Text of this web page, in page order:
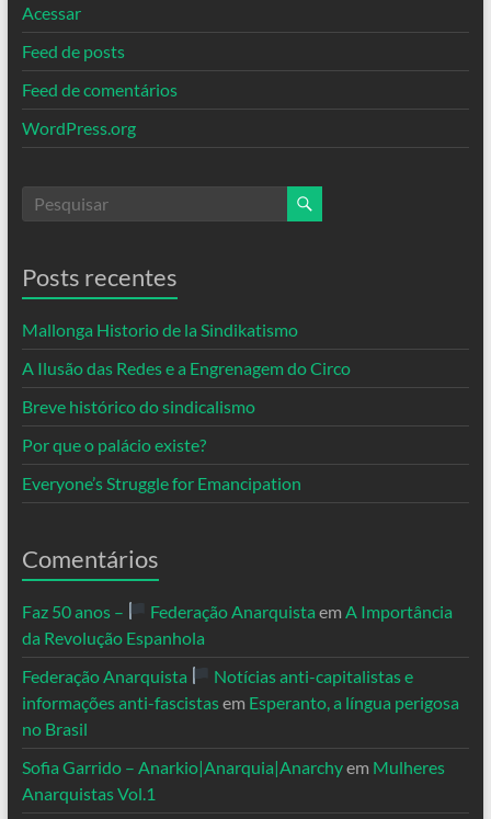
Acessar
Feed de posts
Feed de comentários
WordPress.org
Posts recentes
Mallonga Historio de la Sindikatismo
A Ilusão das Redes e a Engrenagem do Circo
Breve histórico do sindicalismo
Por que o palácio existe?
Everyone’s Struggle for Emancipation
Comentários
Faz 50 anos – Federação Anarquista em A Importância
da Revolução Espanhola
Federação Anarquista
Notícias anti-capitalistas e
informações anti-fascistasem Esperanto, a língua perigosa
no Brasil
Sofia Garrido – Anarkio|Anarquia|Anarchyem Mulheres
Anarquistas Vol.1